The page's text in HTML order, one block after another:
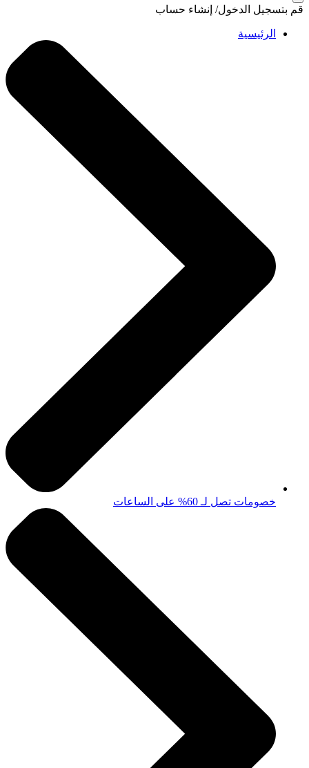
قم بتسجيل الدخول/ إنشاء حساب
الرئيسية
خصومات تصل لـ 60% على الساعات